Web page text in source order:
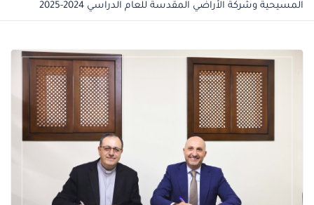
المسيحية وشركة الأراضي المقدسة للعام الدراسي 2024-2025